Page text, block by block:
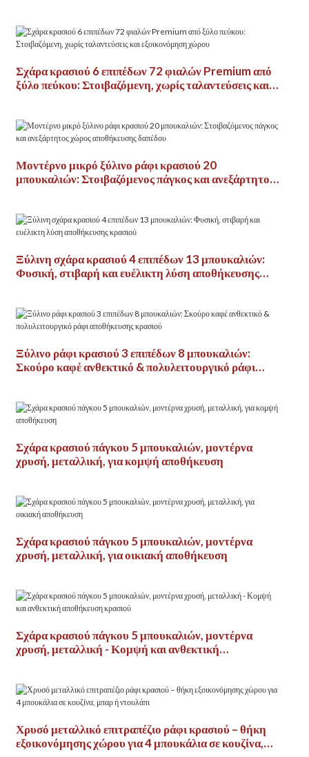
Σχάρα κρασιού 6 επιπέδων 72 φιαλών Premium από
ξύλο πεύκου: Στοιβαζόμενη, χωρίς ταλαντεύσεις και
Μοντέρνο μικρό ξύλινο ράφι κρασιού 20
μπουκαλιών: Στοιβαζόμενος πάγκος και ανεξάρτητος
Ξύλινη σχάρα κρασιού 4 επιπέδων 13 μπουκαλιών:
Φυσική, στιβαρή και ευέλικτη λύση αποθήκευσης
Ξύλινο ράφι κρασιού 3 επιπέδων 8 μπουκαλιών:
Σκούρο καφέ ανθεκτικό & πολυλειτουργικό ράφι
Σχάρα κρασιού πάγκου 5 μπουκαλιών, μοντέρνα
χρυσή, μεταλλική, για κομψή αποθήκευση
Σχάρα κρασιού πάγκου 5 μπουκαλιών, μοντέρνα
χρυσή, μεταλλική, για οικιακή αποθήκευση
Σχάρα κρασιού πάγκου 5 μπουκαλιών, μοντέρνα
χρυσή, μεταλλική - Κομψή και ανθεκτική
Χρυσό μεταλλικό επιτραπέζιο ράφι κρασιού – θήκη
εξοικονόμησης χώρου για 4 μπουκάλια σε κουζίνα,